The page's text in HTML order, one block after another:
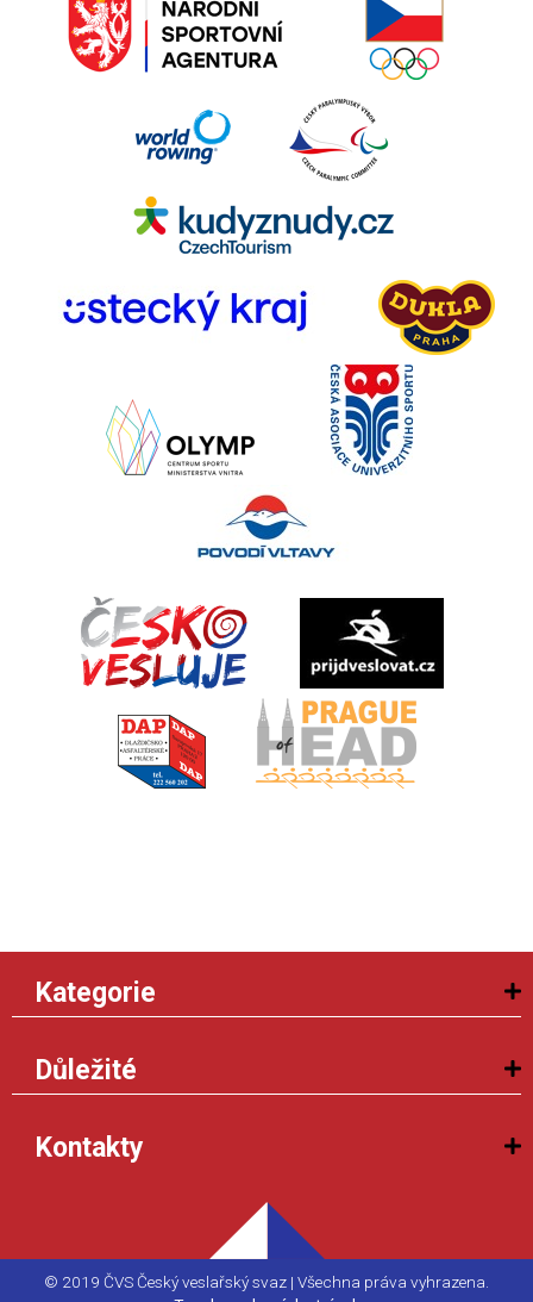
Kategorie
Důležité
Kontakty
© 2019 ČVS Český veslařský svaz | Všechna práva vyhrazena.